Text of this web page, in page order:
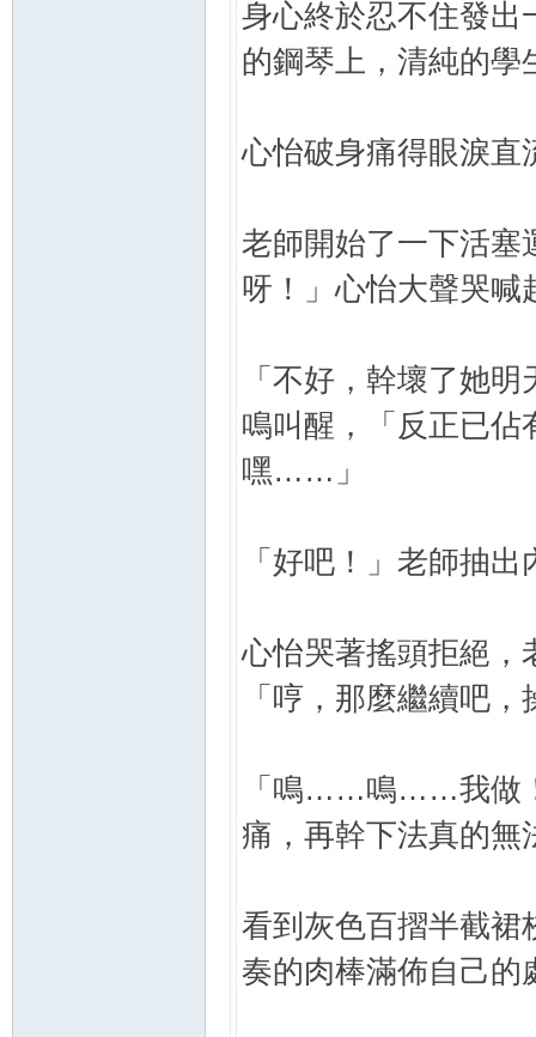
身心終於忍不住發出
的鋼琴上，清純的學
心怡破身痛得眼淚直
老師開始了一下活
呀！」心怡大聲哭喊
「不好，幹壞了她
鳴叫醒，「反正已佔
嘿……」
「好吧！」老師抽
心怡哭著搖頭拒絕，
「哼，那麼繼續吧
「鳴……鳴……我做
痛，再幹下法真的無
看到灰色百摺半截裙
奏的肉棒滿佈自己的